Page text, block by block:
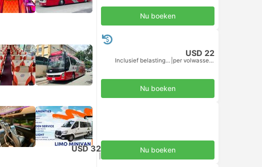
Nu boeken
USD 22
Inclusief belastingen per volwassene
Nu boeken
USD 32 Nu boeken